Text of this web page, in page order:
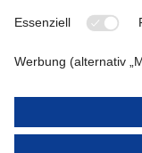
OCEANIA